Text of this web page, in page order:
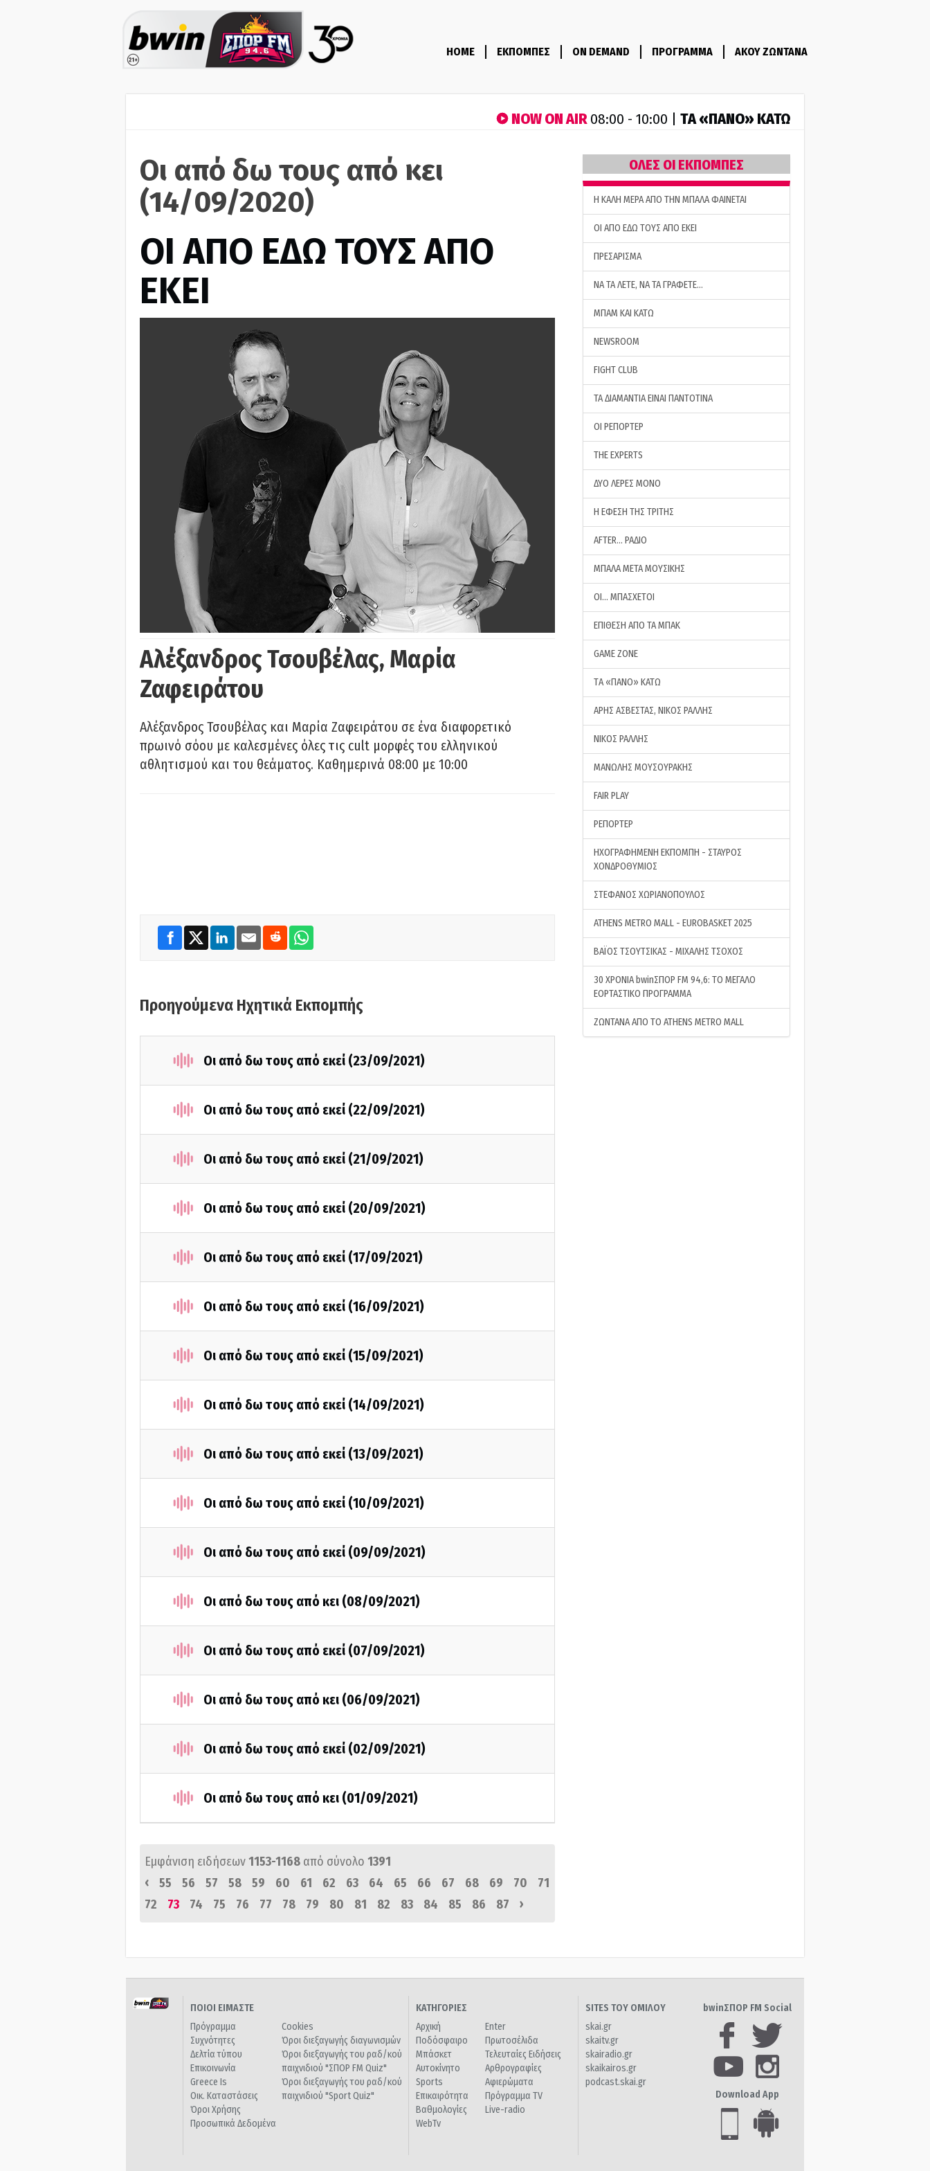
HOME ΕΚΠΟΜΠΕΣ ON DEMAND ΠΡΟΓΡΑΜΜΑ ΑΚΟΥ ΖΩΝΤΑΝΑ
NOW ON AIR08:00 - 10:00 | ΤA «ΠΑΝΟ» ΚΑΤΩ
Οι από δω τους από κει
(14/09/2020)
ΟΙ ΑΠΟ ΕΔΩ ΤΟΥΣ ΑΠΟ
ΕΚΕΙ
Αλέξανδρος Τσουβέλας, Μαρία
Ζαφειράτου
Αλέξανδρος Τσουβέλας και Μαρία Ζαφειράτου σε ένα διαφορετικό
πρωινό σόου με καλεσμένες όλες τις cult μορφές του ελληνικού
αθλητισμού και του θεάματος. Καθημερινά 08:00 με 10:00
Προηγούμενα Ηχητικά Εκπομπής
Οι από δω τους από εκεί (23/09/2021)
Οι από δω τους από εκεί (22/09/2021)
Οι από δω τους από εκεί (21/09/2021)
Οι από δω τους από εκεί (20/09/2021)
Οι από δω τους από εκεί (17/09/2021)
Οι από δω τους από εκεί (16/09/2021)
Οι από δω τους από εκεί (15/09/2021)
Οι από δω τους από εκεί (14/09/2021)
Οι από δω τους από εκεί (13/09/2021)
Οι από δω τους από εκεί (10/09/2021)
Οι από δω τους από εκεί (09/09/2021)
Οι από δω τους από κει (08/09/2021)
Οι από δω τους από εκεί (07/09/2021)
Οι από δω τους από κει (06/09/2021)
Οι από δω τους από εκεί (02/09/2021)
Οι από δω τους από κει (01/09/2021)
Εμφάνιση ειδήσεων1153-1168 από σύνολο 1391
‹
55 56 57 58 59 60 61 62 63 64 65 66 67 68 69 70
71
72
73 74 75 76 77 78 79 80 81 82 83 84 85 86 87 ›
ΟΛΕΣ ΟΙ ΕΚΠΟΜΠΕΣ
H ΚΑΛΗ ΜΕΡΑ ΑΠΟ ΤΗΝ ΜΠΑΛΑ ΦΑΙΝΕΤΑΙ
ΟΙ ΑΠΟ ΕΔΩ ΤΟΥΣ ΑΠΟ ΕΚΕΙ
ΠΡΕΣΑΡΙΣΜΑ
ΝΑ ΤΑ ΛΕΤΕ, ΝΑ ΤΑ ΓΡΑΦΕΤΕ…
ΜΠΑΜ ΚΑΙ ΚΑΤΩ
NEWSROOM
FIGHT CLUB
ΤΑ ΔΙΑΜΑΝΤΙΑ ΕΙΝΑΙ ΠΑΝΤΟΤΙΝΑ
ΟΙ ΡΕΠΟΡΤΕΡ
THE EXPERTS
ΔΥΟ ΛΕΡΕΣ ΜΟΝΟ
Η ΕΦΕΣΗ ΤΗΣ ΤΡΙΤΗΣ
AFTER… ΡΑΔΙΟ
ΜΠΑΛΑ ΜΕΤΑ ΜΟΥΣΙΚΗΣ
ΟΙ… ΜΠΑΣΧΕΤΟΙ
ΕΠΙΘΕΣΗ ΑΠΟ ΤΑ ΜΠΑΚ
GAME ZONE
ΤA «ΠΑΝΟ» ΚΑΤΩ
ΑΡΗΣ ΑΣΒΕΣΤΑΣ, ΝΙΚΟΣ ΡΑΛΛΗΣ
ΝΙΚΟΣ ΡΑΛΛΗΣ
ΜΑΝΩΛΗΣ ΜΟΥΣΟΥΡΑΚΗΣ
FAIR PLAY
ΡΕΠΟΡΤΕΡ
ΗΧΟΓΡΑΦΗΜΕΝΗ ΕΚΠΟΜΠΗ - ΣΤΑΥΡΟΣ
ΧΟΝΔΡΟΘΥΜΙΟΣ
ΣΤΕΦΑΝΟΣ ΧΩΡΙΑΝΟΠΟΥΛΟΣ
ATHENS METRO MALL - EUROBASKET 2025
ΒΑΪΟΣ ΤΣΟΥΤΣΙΚΑΣ - ΜΙΧΑΛΗΣ ΤΣΟΧΟΣ
30 ΧΡΟΝΙΑ bwinΣΠΟΡ FM 94,6: ΤΟ ΜΕΓΑΛΟ
ΕΟΡΤΑΣΤΙΚΟ ΠΡΟΓΡΑΜΜΑ
ΖΩΝΤΑΝΑ ΑΠΟ ΤΟ ATHENS METRO MALL
ΠΟΙΟΙ ΕΙΜΑΣΤΕ
Πρόγραμμα
Συχνότητες
Δελτία τύπου
Επικοινωνία
Greece Is
Οικ. Καταστάσεις
Όροι Χρήσης
Προσωπικά Δεδομένα
Cookies
Όροι διεξαγωγής διαγωνισμών
Όροι διεξαγωγής του ραδ/κού
παιχνιδιού "ΣΠΟΡ FM Quiz"
Όροι διεξαγωγής του ραδ/κού
παιχνιδιού "Sport Quiz"
ΚΑΤΗΓΟΡΙΕΣ
Αρχική
Ποδόσφαιρο
Μπάσκετ
Αυτοκίνητο
Sports
Επικαιρότητα
Βαθμολογίες
WebTv
Enter
Πρωτοσέλιδα
Τελευταίες Ειδήσεις
Αρθρογραφίες
Αφιερώματα
Πρόγραμμα TV
Live-radio
SITES ΤΟΥ ΟΜΙΛΟΥ
skai.gr
skaitv.gr
skairadio.gr
skaikairos.gr
podcast.skai.gr
bwinΣΠΟΡ FM Social
Download App